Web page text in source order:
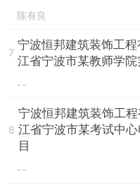
陈有良
7
宁波恒邦建筑装饰工
江省宁波市某教师学
--
8
宁波恒邦建筑装饰工
江省宁波市某考试中
目
--